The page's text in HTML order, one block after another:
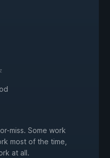
miss. Some work
most of the time,
at all.